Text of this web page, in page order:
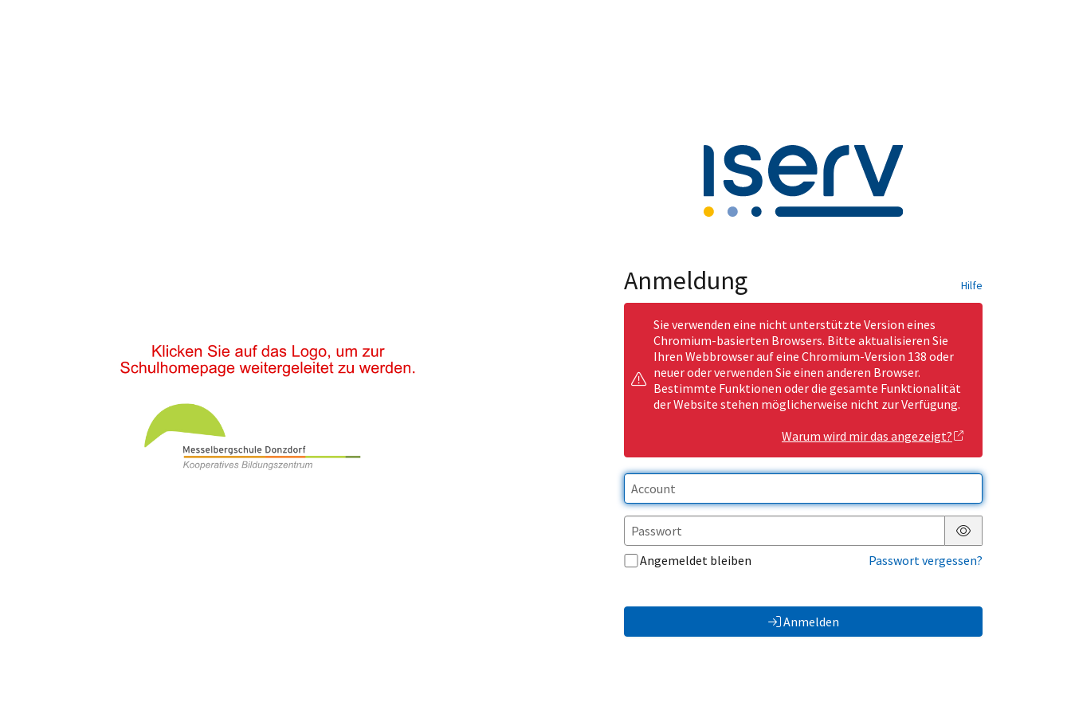
Anmeldung Hilfe
Sie verwenden eine nicht unterstützte Version eines
Chromium-basierten Browsers. Bitte aktualisieren Sie
Ihren Webbrowser auf eine Chromium-Version 138 oder
neuer oder verwenden Sie einen anderen Browser.
Bestimmte Funktionen oder die gesamte Funktionalität
der Website stehen möglicherweise nicht zur Verfügung.
Warum wird mir das angezeigt?
Passwort anzeigen
Angemeldet bleiben
Passwort vergessen?
Anmelden